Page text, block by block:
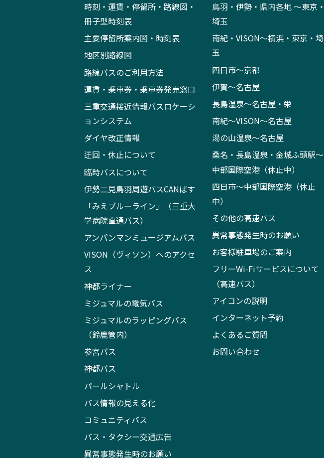
時刻・運賃・停留所・路線図・
冊子型時刻表
主要停留所案内図・時刻表
地区別路線図
路線バスのご利用方法
運賃・乗車券・乗車券発売窓口
三重交通接近情報バスロケーシ
ョンシステム
ダイヤ改正情報
迂回・休止について
臨時バスについて
伊勢二見鳥羽周遊バスCANばす
「みえブルーライン」（三重大
学病院直通バス）
アンパンマンミュージアムバス
VISON（ヴィソン）へのアクセ
ス
神都ライナー
ミジュマルの電気バス
ミジュマルのラッピングバス
（鈴鹿管内）
参宮バス
神都バス
パールシャトル
バス情報の見える化
コミュニティバス
バス・タクシー交通広告
異常事態発生時のお願い
鳥羽・伊勢・県内各地 ～東京・
埼玉
南紀・VISON～横浜・東京・埼
玉
四日市～京都
伊賀～名古屋
長島温泉～名古屋・栄
南紀～VISON～名古屋
湯の山温泉～名古屋
桑名・長島温泉・金城ふ頭駅～
中部国際空港（休止中）
四日市～中部国際空港（休止
中）
その他の高速バス
異常事態発生時のお願い
お客様駐車場のご案内
フリーWi-Fiサービスについて
（高速バス）
アイコンの説明
インターネット予約
よくあるご質問
お問い合わせ